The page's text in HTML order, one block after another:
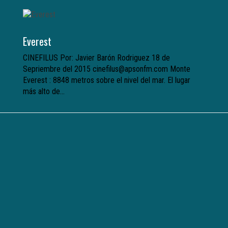
Everest
CINEFILUS Por: Javier Barón Rodriguez 18 de
Sepriembre del 2015 cinefilus@apsonfm.com Monte
Everest : 8848 metros sobre el nivel del mar. El lugar
más alto de...